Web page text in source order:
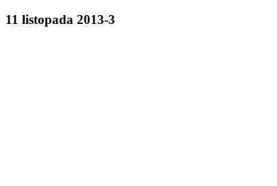
11 listopada 2013-3